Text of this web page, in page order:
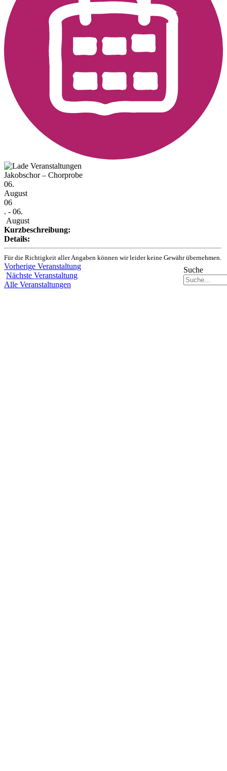
Suche
Jakobschor – Chorprobe
06.
August
06
. - 06.
August
Kurzbeschreibung:
Details:
Für die Richtigkeit aller Angaben können wir leider keine Gewähr übernehmen.
Vorherige Veranstaltung
Nächste Veranstaltung
Alle Veranstaltungen